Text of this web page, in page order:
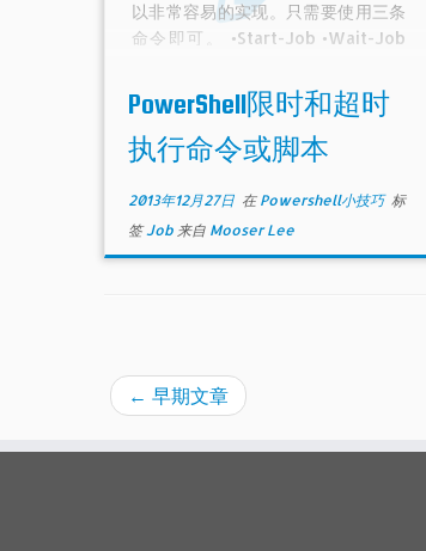
以非常容易的实现。只需要使用三条
命令即可。 •Start-Job •Wait-Job
PowerShell限时和超时
执行命令或脚本
2013年12月27日 在 Powershell小技巧 标
签Job 来自 Mooser Lee
← 早期文章